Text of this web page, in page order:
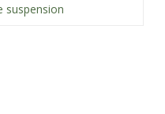
suspension